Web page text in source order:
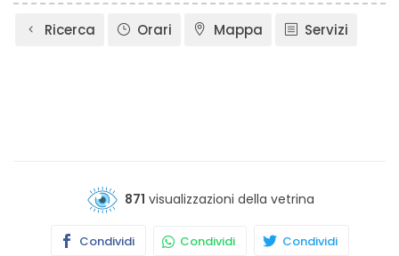
Ricerca Orari Mappa Servizi
871 visualizzazioni della vetrina
Condividi Condividi Condividi